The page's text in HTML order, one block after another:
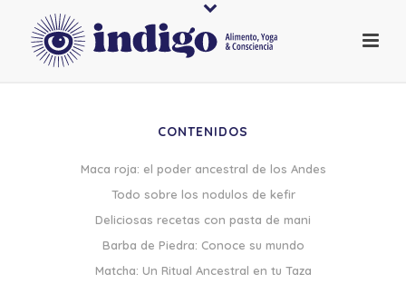
CONTENIDOS
Maca roja: el poder ancestral de los Andes
Todo sobre los nodulos de kefir
Deliciosas recetas con pasta de mani
Barba de Piedra: Conoce su mundo
Matcha: Un Ritual Ancestral en tu Taza